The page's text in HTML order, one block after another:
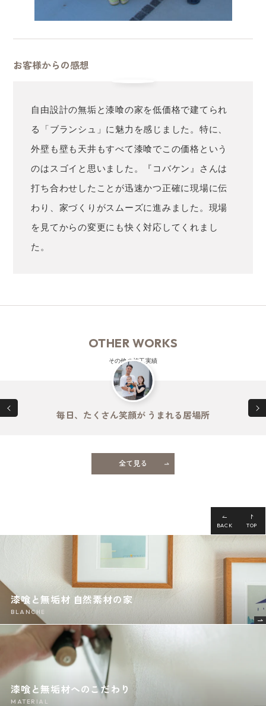
お客様からの感想
自由設計の無垢と漆喰の家を低価格で建てられ
る「ブランシュ」に魅力を感じました。特に、
外壁も壁も天井もすべて漆喰でこの価格という
のはスゴイと思いました。『コバケン』さんは
打ち合わせしたことが迅速かつ正確に現場に伝
わり、家づくりがスムーズに進みました。現場
を見てからの変更にも快く対応してくれまし
た。
OTHER WORKS
その他の施工実績
毎日、たくさん笑顔が うまれる居場所
全て見る
BACK TOP
漆喰と無垢材 自然素材の家
BLANCHE
漆喰と無垢材へのこだわり
MATERIAL